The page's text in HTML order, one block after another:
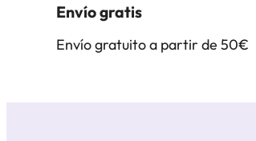
Envío gratis
Envío gratuito a partir de 50€